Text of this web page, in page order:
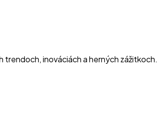
trendoch, inováciách a herných zážitkoch.